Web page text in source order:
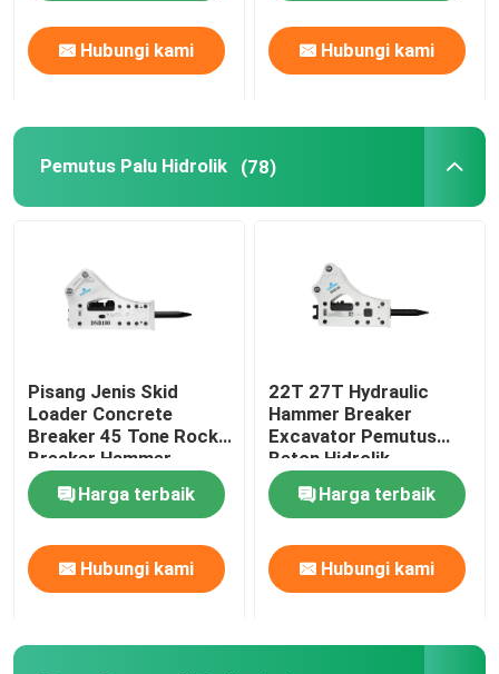
Tentang kami
Tur Pabrik
Hubungi kami
Pemecah Batu Hidrolik
Pemutus hidrolik excavator
Pemutus Palu Hidrolik
Hubungi kami Hubungi kami
Pemutus Palu Hidrolik (78)
Pisang Jenis Skid
Loader Concrete
Breaker 45 Tone Rock
Breaker Hammer
Harga terbaik
Hubungi kami
22T 27T Hydraulic
Hammer Breaker
Excavator Pemutus
Beton Hidrolik
Harga terbaik
Hubungi kami